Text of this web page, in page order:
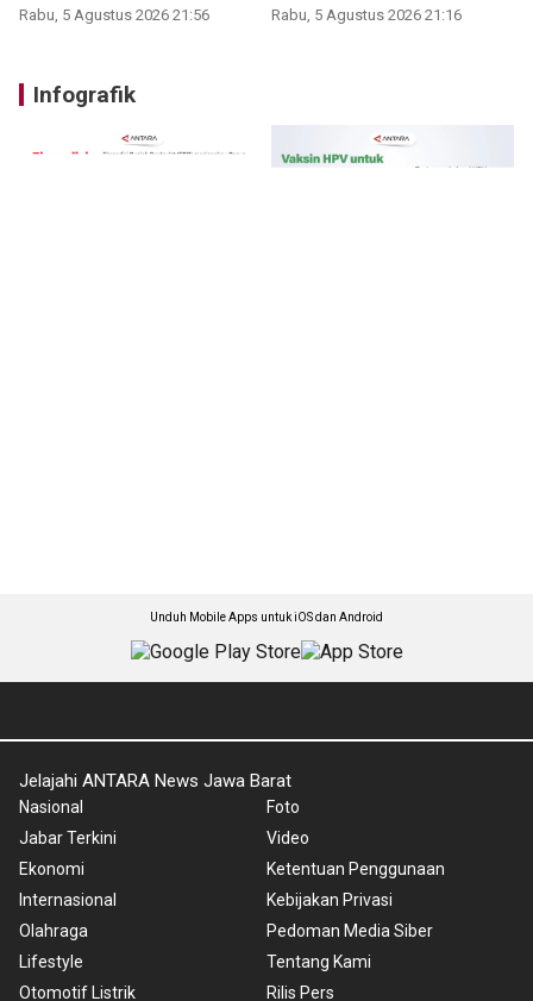
Rabu, 5 Agustus 2026 21:56 Rabu, 5 Agustus 2026 21:16
Infografik
Unduh Mobile Apps untuk iOS dan Android
Jelajahi ANTARA News Jawa Barat
Nasional
Jabar Terkini
Ekonomi
Internasional
Olahraga
Lifestyle
Otomotif Listrik
Foto
Video
Ketentuan Penggunaan
Kebijakan Privasi
Pedoman Media Siber
Tentang Kami
Rilis Pers